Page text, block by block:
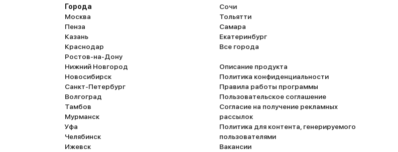
почистит от всяких бактерий. В
тут даже нечего добавить – будущее
Города
Москва
Пенза
Казань
Краснодар
Ростов-на-Дону
Нижний Новгород
Новосибирск
Санкт-Петербург
Волгоград
Тамбов
Мурманск
Уфа
Челябинск
Ижевск
Сочи
Тольятти
Самара
Екатеринбург
Все города
Описание продукта
Политика конфиденциальности
Правила работы программы
Пользовательское соглашение
Согласие на получение рекламных
рассылок
Политика для контента, генерируемого
пользователями
Вакансии